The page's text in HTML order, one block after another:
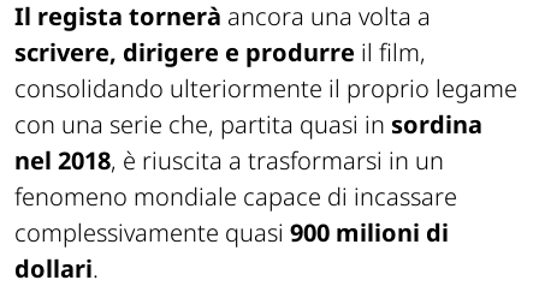
Il regista tornerà ancora una volta a
scrivere, dirigere e produrre il film,
consolidando ulteriormente il proprio legame
con una serie che, partita quasi in sordina
nel 2018, è riuscita a trasformarsi in un
fenomeno mondiale capace di incassare
complessivamente quasi 900 milioni di
dollari.